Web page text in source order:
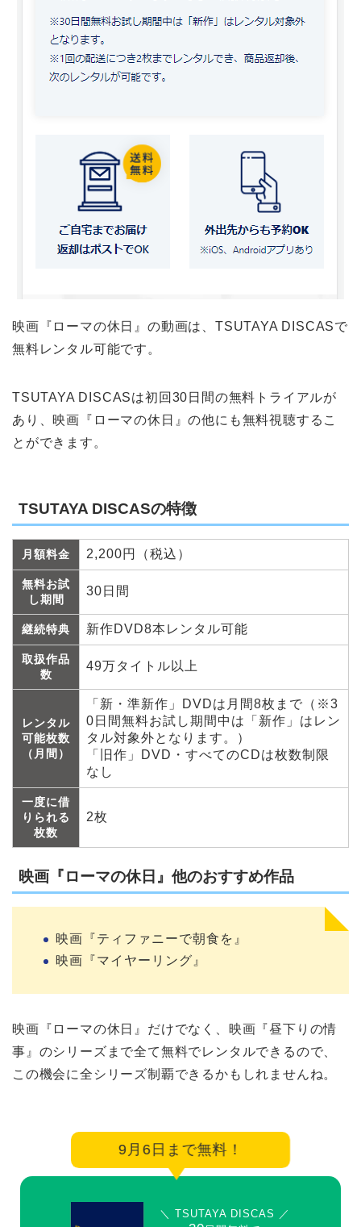
映画『ローマの休日』の動画は、TSUTAYA DISCASで
無料レンタル可能です。
TSUTAYA DISCASは初回30日間の無料トライアルが
あり、映画『ローマの休日』の他にも無料視聴するこ
とができます。
TSUTAYA DISCASの特徴
月額料金 2,200円（税込）
無料お試
し期間
30日間
継続特典 新作DVD8本レンタル可能
取扱作品
数
49万タイトル以上
レンタル
可能枚数
（月間）
「新・準新作」DVDは月間8枚まで（※3
0日間無料お試し期間中は「新作」はレン
タル対象外となります。）
「旧作」DVD・すべてのCDは枚数制限
なし
一度に借
りられる
枚数
2枚
映画『ローマの休日』他のおすすめ作品
映画『ティファニーで朝食を』
映画『マイヤーリング』
映画『ローマの休日』だけでなく、映画『昼下りの情
事』のシリーズまで全て無料でレンタルできるので、
この機会に全シリーズ制覇できるかもしれませんね。
9月6日まで無料！
＼ TSUTAYA DISCAS ／